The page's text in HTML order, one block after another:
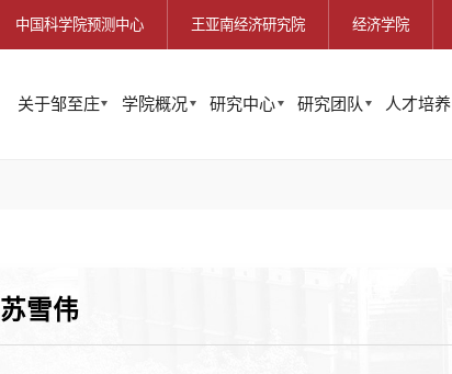
中国科学院预测中心 王亚南经济研究院 经济学院
关于邹至庄 学院概况 研究中心 研究团队 人才培养
苏雪伟